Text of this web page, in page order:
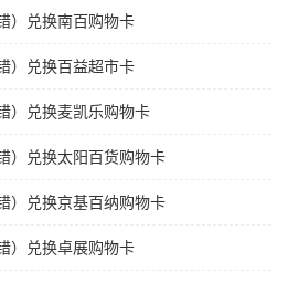
）兑换南百购物卡
）兑换百益超市卡
）兑换麦凯乐购物卡
）兑换太阳百货购物卡
）兑换京基百纳购物卡
）兑换卓展购物卡